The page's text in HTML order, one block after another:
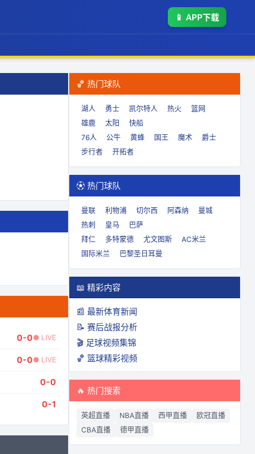
📱 APP下载
0-0● LIVE
0-0● LIVE
0-0
0-1
🏀 热门球队
湖人 勇士 凯尔特人 热火
篮网
雄鹿
太阳
快船
76人
公牛 黄蜂 国王 魔术
爵士
步行者
开拓者
⚽ 热门球队
曼联 利物浦 切尔西 阿森纳
曼城
热刺
皇马
巴萨
拜仁
多特蒙德 尤文图斯
AC米兰
国际米兰
巴黎圣日耳曼
📖 精彩内容
📰 最新体育新闻
📝 赛后战报分析
🎬 足球视频集锦
🏀 篮球精彩视频
🔥 热门搜索
英超直播 NBA直播 西甲直播
欧冠直播
CBA直播
德甲直播